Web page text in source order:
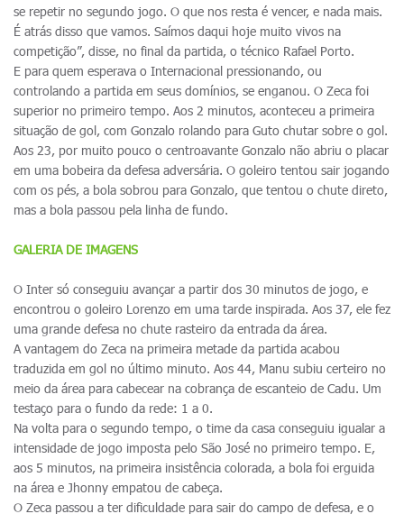
se repetir no segundo jogo. O que nos resta é vencer, e nada mais.
É atrás disso que vamos. Saímos daqui hoje muito vivos na
competição”, disse, no final da partida, o técnico Rafael Porto.
E para quem esperava o Internacional pressionando, ou
controlando a partida em seus domínios, se enganou. O Zeca foi
superior no primeiro tempo. Aos 2 minutos, aconteceu a primeira
situação de gol, com Gonzalo rolando para Guto chutar sobre o gol.
Aos 23, por muito pouco o centroavante Gonzalo não abriu o placar
em uma bobeira da defesa adversária. O goleiro tentou sair jogando
com os pés, a bola sobrou para Gonzalo, que tentou o chute direto,
mas a bola passou pela linha de fundo.
GALERIA DE IMAGENS
O Inter só conseguiu avançar a partir dos 30 minutos de jogo, e
encontrou o goleiro Lorenzo em uma tarde inspirada. Aos 37, ele fez
uma grande defesa no chute rasteiro da entrada da área.
A vantagem do Zeca na primeira metade da partida acabou
traduzida em gol no último minuto. Aos 44, Manu subiu certeiro no
meio da área para cabecear na cobrança de escanteio de Cadu. Um
testaço para o fundo da rede: 1 a 0.
Na volta para o segundo tempo, o time da casa conseguiu igualar a
intensidade de jogo imposta pelo São José no primeiro tempo. E,
aos 5 minutos, na primeira insistência colorada, a bola foi erguida
na área e Jhonny empatou de cabeça.
O Zeca passou a ter dificuldade para sair do campo de defesa, e o